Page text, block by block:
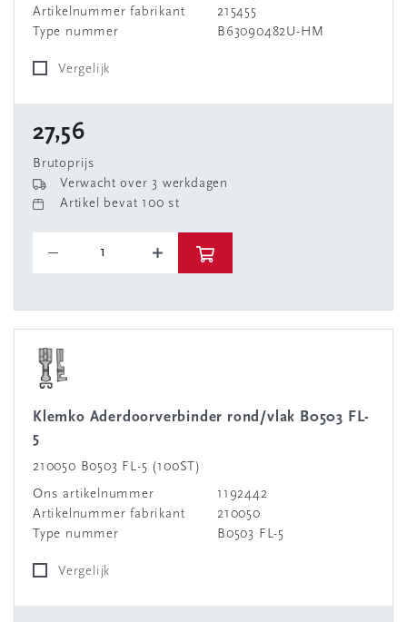
Artikelnummer fabrikant
215455
Type nummer
B63090482U-HM
Vergelijk
27,56
Brutoprijs
Verwacht over 3 werkdagen
Artikel bevat 100 st
Klemko Aderdoorverbinder rond/vlak B0503 FL-
5
210050 B0503 FL-5 (100ST)
Ons artikelnummer
1192442
Artikelnummer fabrikant
210050
Type nummer
B0503 FL-5
Vergelijk